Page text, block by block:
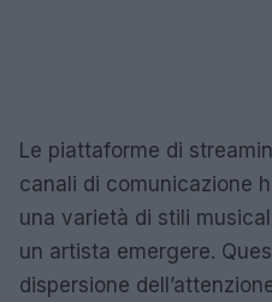
Le piattaforme di
canali di comunicazione
una varietà di stili
un artista emergere.
dispersione